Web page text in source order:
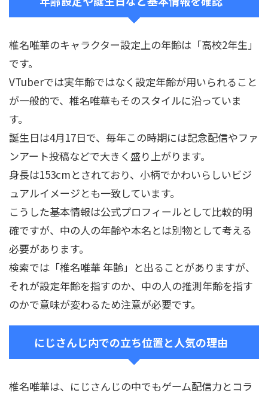
椎名唯華のキャラクター設定上の年齢は「高校2年生」
です。
VTuberでは実年齢ではなく設定年齢が用いられること
が一般的で、椎名唯華もそのスタイルに沿っていま
す。
誕生日は4月17日で、毎年この時期には記念配信やファ
ンアート投稿などで大きく盛り上がります。
身長は153cmとされており、小柄でかわいらしいビジ
ュアルイメージとも一致しています。
こうした基本情報は公式プロフィールとして比較的明
確ですが、中の人の年齢や本名とは別物として考える
必要があります。
検索では「椎名唯華 年齢」と出ることがありますが、
それが設定年齢を指すのか、中の人の推測年齢を指す
のかで意味が変わるため注意が必要です。
にじさんじ内での立ち位置と人気の理由
椎名唯華は、にじさんじの中でもゲーム配信力とコラ